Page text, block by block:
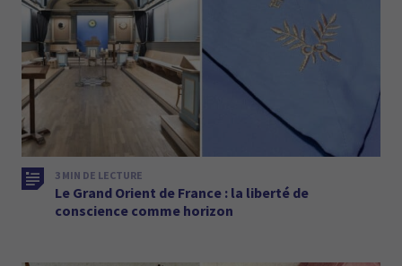
3 MIN DE LECTURE
Le Grand Orient de France : la liberté de
conscience comme horizon